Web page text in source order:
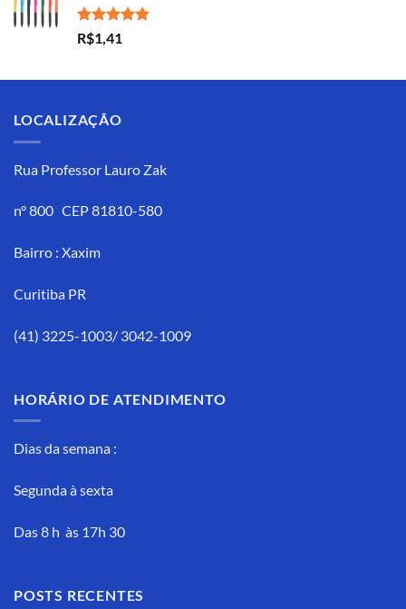
Avaliação
5.00 de 5
R$1,41
LOCALIZAÇÃO
Rua Professor Lauro Zak
n° 800 CEP 81810-580
Bairro : Xaxim
Curitiba PR
(41) 3225-1003/ 3042-1009
HORÁRIO DE ATENDIMENTO
Dias da semana :
Segunda à sexta
Das 8 h às 17h 30
POSTS RECENTES